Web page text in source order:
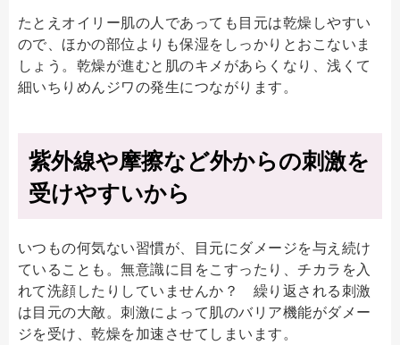
たとえオイリー肌の人であっても目元は乾燥しやすい
ので、ほかの部位よりも保湿をしっかりとおこないま
しょう。乾燥が進むと肌のキメがあらくなり、浅くて
細いちりめんジワの発生につながります。
紫外線や摩擦など外からの刺激を
受けやすいから
いつもの何気ない習慣が、目元にダメージを与え続け
ていることも。無意識に目をこすったり、チカラを入
れて洗顔したりしていませんか？ 繰り返される刺激
は目元の大敵。刺激によって肌のバリア機能がダメー
ジを受け、乾燥を加速させてしまいます。